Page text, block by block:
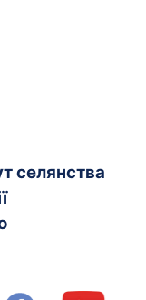
селянства